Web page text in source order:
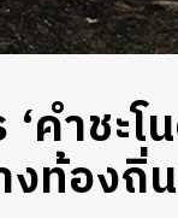
ำชะโ
งท้องถิ่